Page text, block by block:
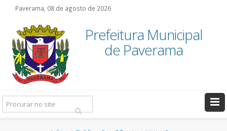
Paverama, 08 de agosto de 2026
Prefeitura Municipal
de Paverama
Pesquisar: